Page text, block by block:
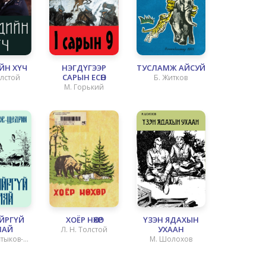
ХҮЧ
НЭГДҮГЭЭР
САРЫН ЕСӨН
М. Горький
ТУСЛАМЖ АЙСУЙ
Б. Житков
ХОЁР НӨХӨР
Л. Н. Толстой
ҮЗЭН ЯДАХЫН
УХААН
М. Шолохов